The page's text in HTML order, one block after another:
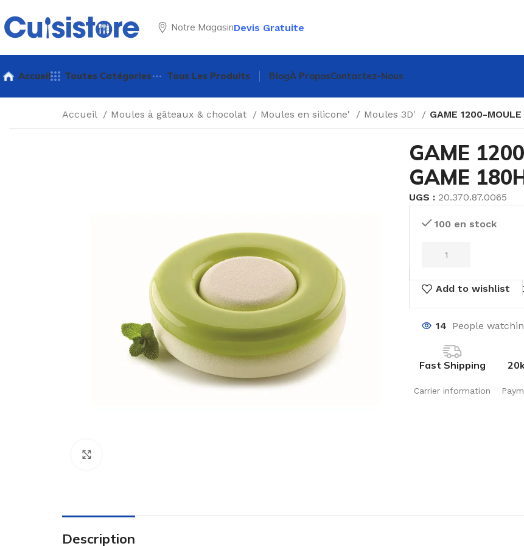
Notre MagasinDevis Gratuite
Accueil Toutes Catégories Tous Les Produits BlogÀ ProposContactez-Nous
Accueil Moules à gâteaux & chocolat Moules en silicone' Moules 3D' GAME 1200-
GAME
GAME
UGS : 20.370.87.0065
100 en stock
Add to wishlist
14 People
Fast Shipping
Carrier information
Description